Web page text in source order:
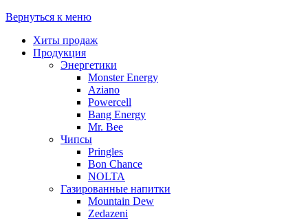
Вернуться к меню
Хиты продаж
Продукция
Энергетики
Monster Energy
Aziano
Powercell
Bang Energy
Mr. Bee
Чипсы
Pringles
Bon Chance
NOLTA
Газированные напитки
Mountain Dew
Zedazeni